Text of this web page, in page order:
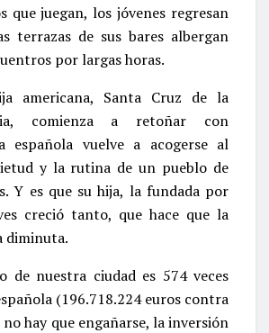
que juegan, los jóvenes regresan
terrazas de sus bares albergan
por largas horas.
americana, Santa Cruz de la
comienza a retoñar con
española vuelve a acogerse al
y la rutina de un pueblo de
Y es que su hija, la fundada por
creció tanto, que hace que la
diminuta.
de nuestra ciudad es 574 veces
(196.718.224 euros contra
hay que engañarse, la inversión